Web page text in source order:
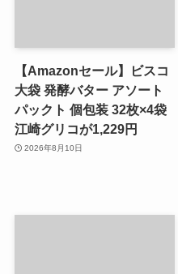
【Amazonセール】ビスコ
大袋 発酵バター アソート
パックト 個包装 32枚×4袋
江崎グリコが1,229円
2026年8月10日